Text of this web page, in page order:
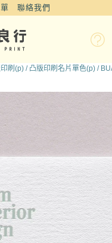
聯絡我們
刷(p)/ 凸版印刷名片單色(p)/